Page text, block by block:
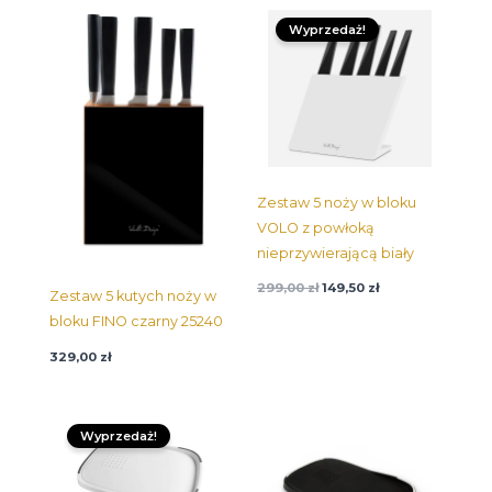
Zestaw 5 kutych noży w
bloku FINO czarny 25240
329,00 zł
Wyprzedaż!
Zestaw 5 noży w bloku
VOLO z powłoką
nieprzywierającą biały
299,00zł
cena
wynosiła:
299,00 zł.
149,50 zł
cena:
149,50 zł.
Wyprzedaż!
cena
wynosiła:
cena:
24,95 zł.